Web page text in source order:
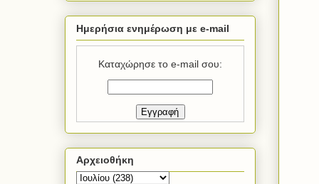
Ημερήσια ενημέρωση με e-mail
Καταχώρησε το e-mail σου:
Αρχειοθήκη